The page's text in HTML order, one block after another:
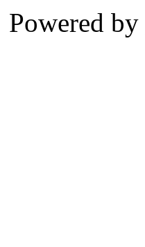
Powered by